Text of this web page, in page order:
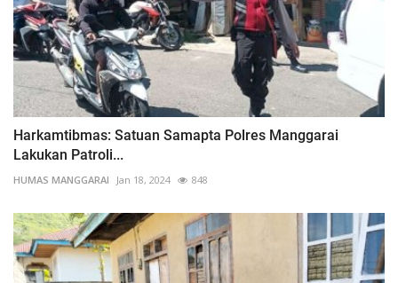
Harkamtibmas: Satuan Samapta Polres Manggarai
Lakukan Patroli...
HUMAS MANGGARAI Jan 18, 2024 848